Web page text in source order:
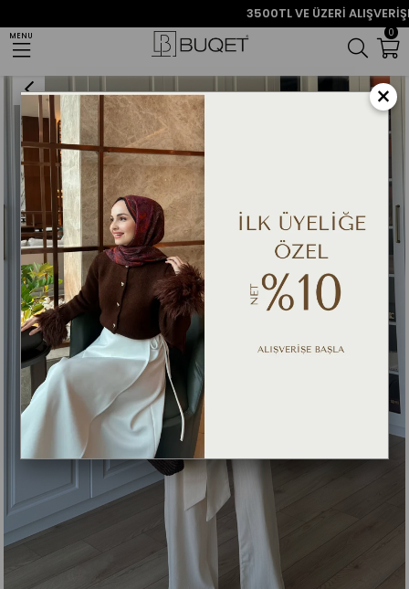
3500TL VE ÜZERİ
0
MENU
Anasayfa Pantolonlu Takımlar Diyane Pantolon Takım - EKRU
×